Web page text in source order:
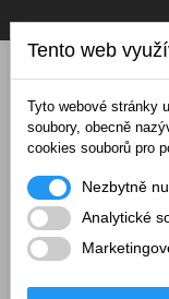
Tento web
Tyto webové stránky
soubory, obecně
cookies souborů pro
Nezbytně
Analytické